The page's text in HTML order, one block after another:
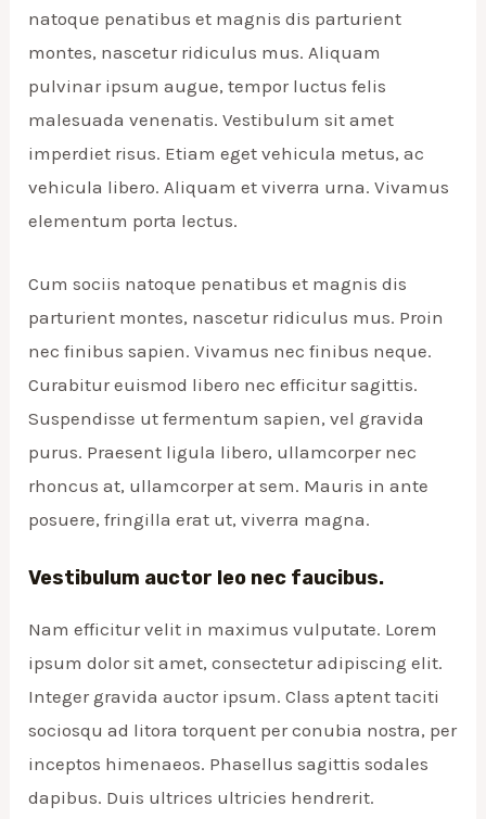
natoque penatibus et magnis dis parturient
montes, nascetur ridiculus mus. Aliquam
pulvinar ipsum augue, tempor luctus felis
malesuada venenatis. Vestibulum sit amet
imperdiet risus. Etiam eget vehicula metus, ac
vehicula libero. Aliquam et viverra urna. Vivamus
elementum porta lectus.
Cum sociis natoque penatibus et magnis dis
parturient montes, nascetur ridiculus mus. Proin
nec finibus sapien. Vivamus nec finibus neque.
Curabitur euismod libero nec efficitur sagittis.
Suspendisse ut fermentum sapien, vel gravida
purus. Praesent ligula libero, ullamcorper nec
rhoncus at, ullamcorper at sem. Mauris in ante
posuere, fringilla erat ut, viverra magna.
Vestibulum auctor leo nec faucibus.
Nam efficitur velit in maximus vulputate. Lorem
ipsum dolor sit amet, consectetur adipiscing elit.
Integer gravida auctor ipsum. Class aptent taciti
sociosqu ad litora torquent per conubia nostra, per
inceptos himenaeos. Phasellus sagittis sodales
dapibus. Duis ultrices ultricies hendrerit.